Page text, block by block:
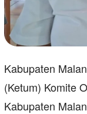
Kabupaten
(Ketum) Komite
Kabupaten